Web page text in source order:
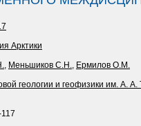
Арктики
, Меньшиков С.Н., Ермилов О.М.
геологии и геофизики им. А.